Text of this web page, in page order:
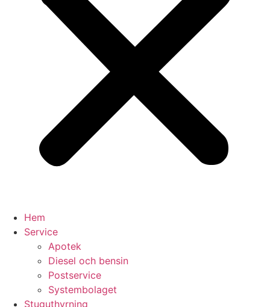
Hem
Service
Apotek
Diesel och bensin
Postservice
Systembolaget
Stuguthyrning